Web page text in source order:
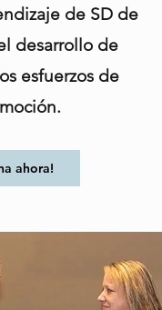
de SD de
desarrollo de
esfuerzos de
ahora!